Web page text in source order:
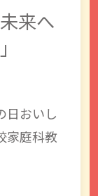
来へ
日おいし
家庭科教